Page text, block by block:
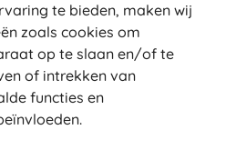
te bieden, maken wij
zoals cookies om
op te slaan en/of te
of intrekken van
functies en